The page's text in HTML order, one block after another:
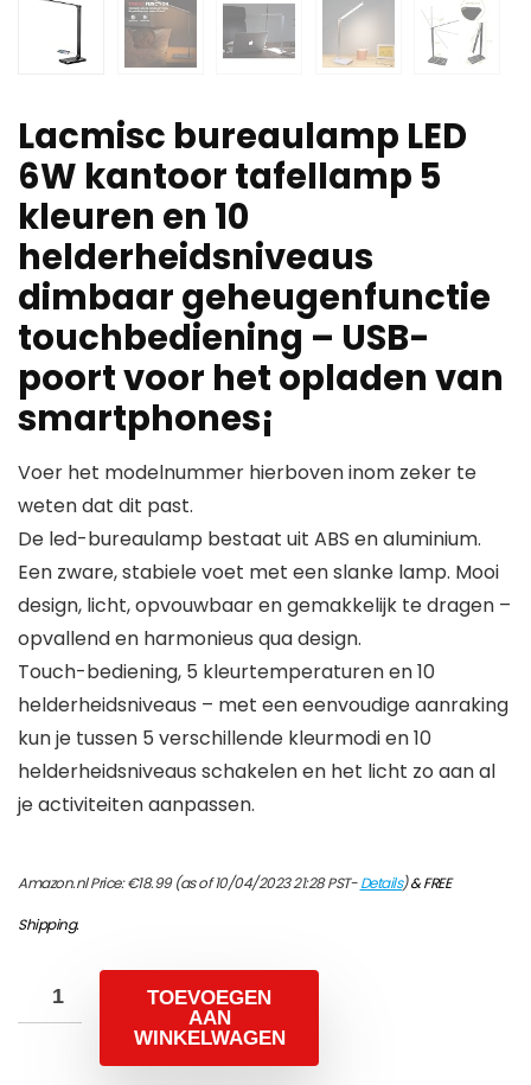
Lacmisc bureaulamp LED
6W kantoor tafellamp 5
kleuren en 10
helderheidsniveaus
dimbaar geheugenfunctie
touchbediening – USB-
poort voor het opladen van
smartphones¡­
Voer het modelnummer hierboven inom zeker te
weten dat dit past.
De led-bureaulamp bestaat uit ABS en aluminium.
Een zware, stabiele voet met een slanke lamp. Mooi
design, licht, opvouwbaar en gemakkelijk te dragen –
opvallend en harmonieus qua design.
Touch-bediening, 5 kleurtemperaturen en 10
helderheidsniveaus – met een eenvoudige aanraking
kun je tussen 5 verschillende kleurmodi en 10
helderheidsniveaus schakelen en het licht zo aan al
je activiteiten aanpassen.
Amazon.nl Price:€18.99(as of 10/04/2023 21:28 PST-Details)&FREE
Shipping.
TOEVOEGEN
AAN
WINKELWAGEN